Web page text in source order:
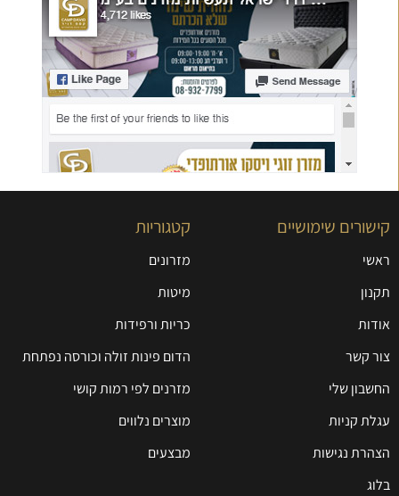
קישורים שימושיים
ראשי
תקנון
אודות
צור קשר
החשבון שלי
עגלת קניות
הצהרת נגישות
בלוג
קטגוריות
מזרונים
מיטות
כריות ורפידות
הדום פינות זולה וכורסה נפתחת
מזרנים לפי רמות קושי
מוצרים נלווים
מבצעים